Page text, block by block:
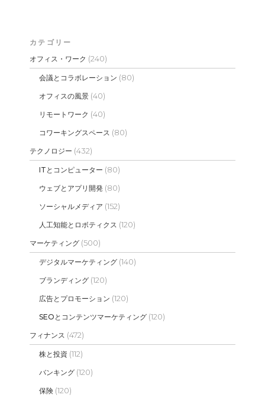
カテゴリー
オフィス・ワーク (240)
会議とコラボレーション (80)
オフィスの風景 (40)
リモートワーク (40)
コワーキングスペース (80)
テクノロジー (432)
ITとコンピューター (80)
ウェブとアプリ開発 (80)
ソーシャルメディア (152)
人工知能とロボティクス (120)
マーケティング (500)
デジタルマーケティング (140)
ブランディング (120)
広告とプロモーション (120)
SEOとコンテンツマーケティング (120)
フィナンス (472)
株と投資 (112)
バンキング (120)
保険 (120)